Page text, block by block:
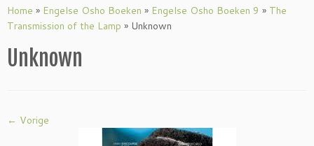
naar
inhoud
Home » Engelse Osho Boeken » Engelse Osho Boeken 9 » The
Transmission of the Lamp » Unknown
Unknown
← Vorige